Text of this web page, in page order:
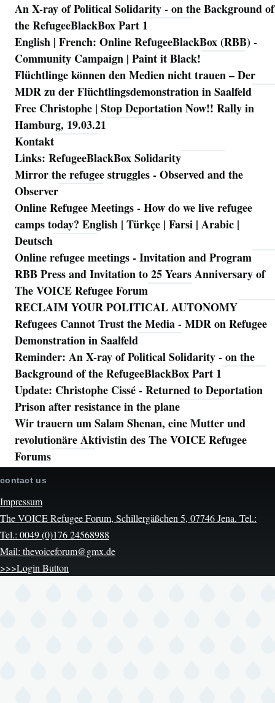
Navigation
An X-ray of Political Solidarity - on the Background of
the RefugeeBlackBox Part 1
English | French: Online RefugeeBlackBox (RBB) -
Community Campaign | Paint it Black!
Flüchtlinge können den Medien nicht trauen – Der
MDR zu der Flüchtlingsdemonstration in Saalfeld
Free Christophe | Stop Deportation Now!! Rally in
Hamburg, 19.03.21
Kontakt
Links: RefugeeBlackBox Solidarity
Mirror the refugee struggles - Observed and the
Observer
Online Refugee Meetings - How do we live refugee
camps today? English | Türkçe | Farsi | Arabic |
Deutsch
Online refugee meetings - Invitation and Program
RBB Press and Invitation to 25 Years Anniversary of
The VOICE Refugee Forum
RECLAIM YOUR POLITICAL AUTONOMY
Refugees Cannot Trust the Media - MDR on Refugee
Demonstration in Saalfeld
Reminder: An X-ray of Political Solidarity - on the
Background of the RefugeeBlackBox Part 1
Update: Christophe Cissé - Returned to Deportation
Prison after resistance in the plane
Wir trauern um Salam Shenan, eine Mutter und
revolutionäre Aktivistin des The VOICE Refugee
Forums
contact us
Impressum
The VOICE Refugee Forum, Schillergäßchen 5, 07746 Jena. Tel.:
Tel.: 0049 (0)176 24568988
Mail: thevoiceforum@gmx.de
>>>Login Button